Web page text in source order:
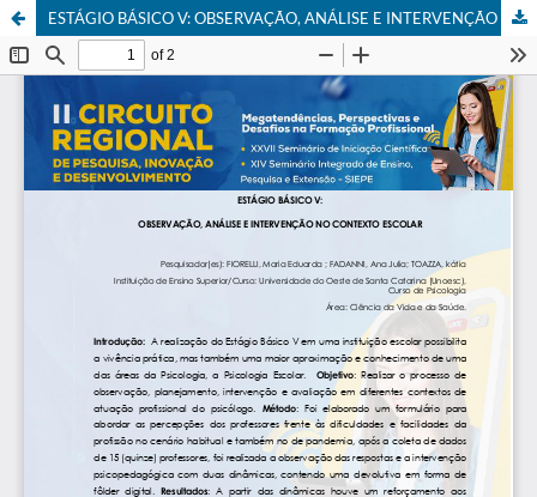
ESTÁGIO BÁSICO V: OBSERVAÇÃO, ANÁLISE E INTERVENÇÃO NO CONTEXTO ESCOLAR